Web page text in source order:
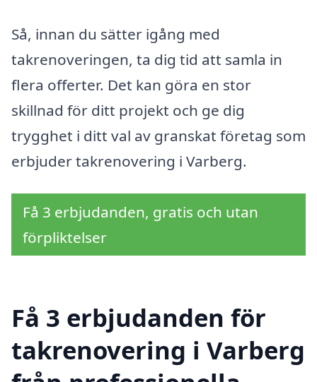
Så, innan du sätter igång med
takrenoveringen, ta dig tid att samla in
flera offerter. Det kan göra en stor
skillnad för ditt projekt och ge dig
trygghet i ditt val av granskat företag som
erbjuder takrenovering i Varberg.
Få 3 erbjudanden, gratis och utan
förpliktelser
Få 3 erbjudanden för
takrenovering i Varberg